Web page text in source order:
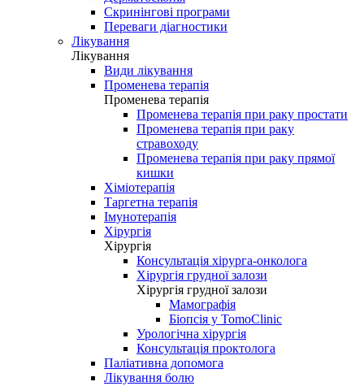
Скринінгові програми
Переваги діагностики
Лікування
Лікування
Види лікування
Променева терапія
Променева терапія
Променева терапія при раку простати
Променева терапія при раку
стравоходу
Променева терапія при раку прямої
кишки
Хіміотерапія
Таргетна терапія
Імунотерапія
Хірургія
Хірургія
Консультація хірурга-онколога
Хірургія грудної залози
Хірургія грудної залози
Мамографія
Біопсія у TomoClinic
Урологічна хірургія
Консультація проктолога
Паліативна допомога
Лікування болю